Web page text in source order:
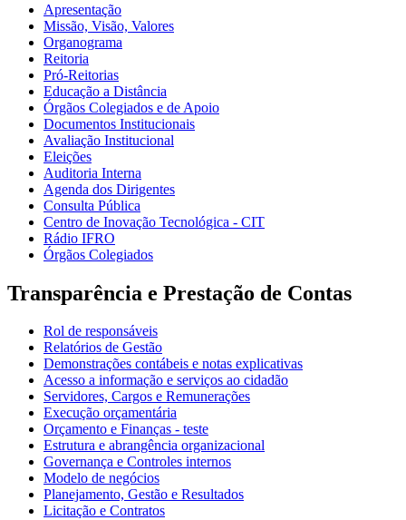
Apresentação
Missão, Visão, Valores
Organograma
Reitoria
Pró-Reitorias
Educação a Distância
Órgãos Colegiados e de Apoio
Documentos Institucionais
Avaliação Institucional
Eleições
Auditoria Interna
Agenda dos Dirigentes
Consulta Pública
Centro de Inovação Tecnológica - CIT
Rádio IFRO
Órgãos Colegiados
Transparência e Prestação de Contas
Rol de responsáveis
Relatórios de Gestão
Demonstrações contábeis e notas explicativas
Acesso a informação e serviços ao cidadão
Servidores, Cargos e Remunerações
Execução orçamentária
Orçamento e Finanças - teste
Estrutura e abrangência organizacional
Governança e Controles internos
Modelo de negócios
Planejamento, Gestão e Resultados
Licitação e Contratos